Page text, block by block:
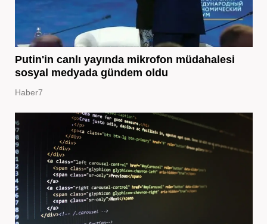
Putin'in canlı yayında mikrofon müdahalesi
sosyal medyada gündem oldu
Haber7